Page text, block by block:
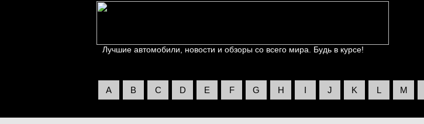
Лучшие автомобили, новости и обзоры со всего мира. Будь в курсе!
A B C D E F G H I J K L M